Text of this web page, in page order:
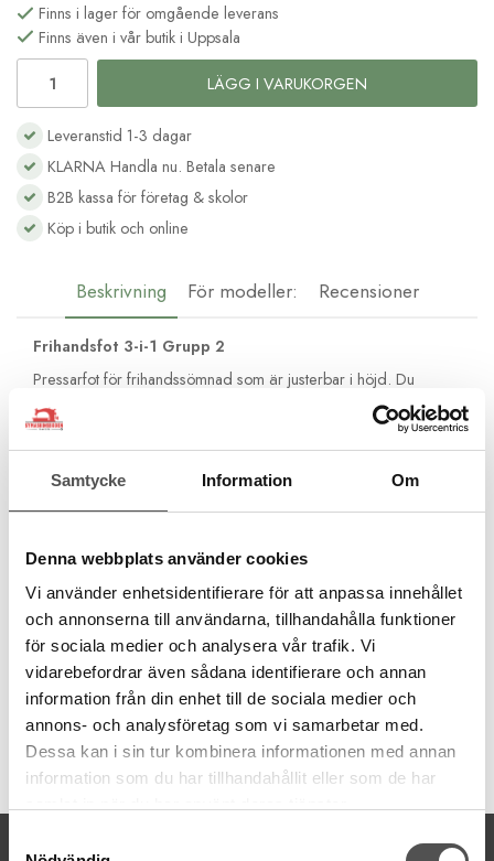
Samtycke Information Om
Denna webbplats använder cookies
Vi använder enhetsidentifierare för att anpassa innehållet
och annonserna till användarna, tillhandahålla funktioner
för sociala medier och analysera vår trafik. Vi
vidarebefordrar även sådana identifierare och annan
information från din enhet till de sociala medier och
annons- och analysföretag som vi samarbetar med.
Dessa kan i sin tur kombinera informationen med annan
information som du har tillhandahållit eller som de har
Finns i lager för omgående leverans
Finns även i vår butik i Uppsala
LÄGG I VARUKORGEN
Leveranstid 1-3 dagar
KLARNA Handla nu. Betala senare
B2B kassa för företag & skolor
Köp i butik och online
Beskrivning För modeller: Recensioner
Frihandsfot 3-i-1 Grupp 2
Pressarfot för frihandssömnad som är justerbar i höjd. Du
justerar höjden på pressarfoten efter tjockleken på materialet du
skall sy i.
Det följer med 3 st fötter som du enkelt kan byta.
Öppen fot
Stängd fot
och högt pressarfotsfäste!
Passar maskingrupp 2
Kontrollera din maskingrupp>>
Artikelnummer:
202001003
KONTAKTA OSS